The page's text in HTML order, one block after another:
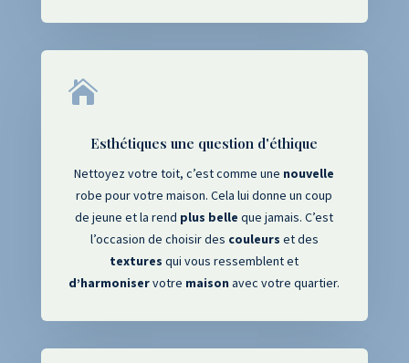

Esthétiques une question d'éthique
Nettoyez votre toit, c’est comme une nouvelle
robe pour votre maison. Cela lui donne un coup
de jeune et la rend plus belle que jamais. C’est
l’occasion de choisir des couleurs et des
textures qui vous ressemblent et
d’harmoniservotre maison avec votre quartier.